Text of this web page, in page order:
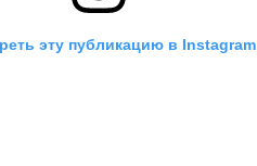
эту публикацию в Instagram